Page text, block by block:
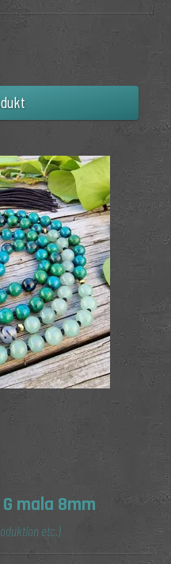
mala 8mm
etc.)